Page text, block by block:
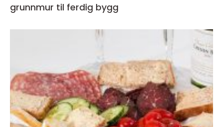
grunnmur til ferdig bygg